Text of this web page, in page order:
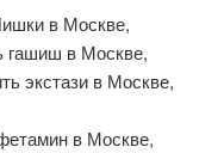
в Москве,
гашиш в Москве,
экстази в Москве,
в Москве,